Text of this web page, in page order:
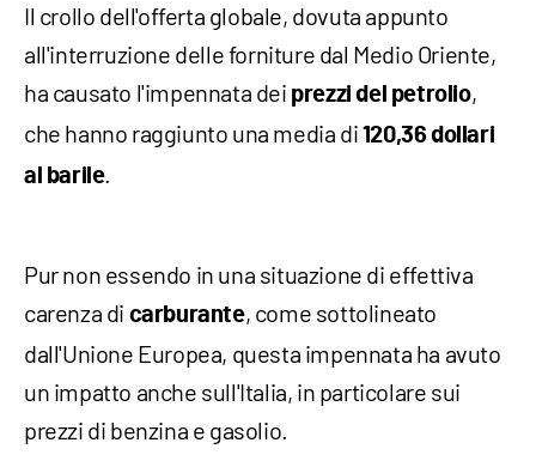
Il crollo dell'offerta globale, dovuta appunto
all'interruzione delle forniture dal Medio Oriente,
ha causato l'impennata dei prezzi del petrolio,
che hanno raggiunto una media di 120,36 dollari
al barile.
Pur non essendo in una situazione di effettiva
carenza di carburante, come sottolineato
dall'Unione Europea, questa impennata ha avuto
un impatto anche sull'Italia, in particolare sui
prezzi di benzina e gasolio.